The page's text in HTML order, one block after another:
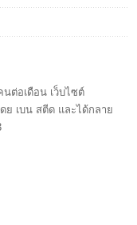
ต่อเดือน เว็บไซต์
ย เบน สตีด และได้กลาย